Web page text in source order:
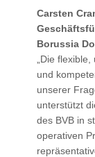
Carsten
Borussia
„Die
und
unserer
unterstützt
des BVB in
operativen